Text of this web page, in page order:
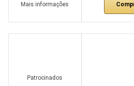
Mais informações
Patrocinados